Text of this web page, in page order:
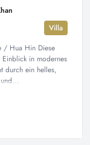
Villa
/ Hua Hin Diese
in modernes
durch ein helles,